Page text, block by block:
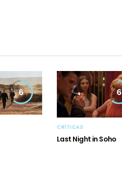
6 6
CRÍTICAS
Last Night in Soho